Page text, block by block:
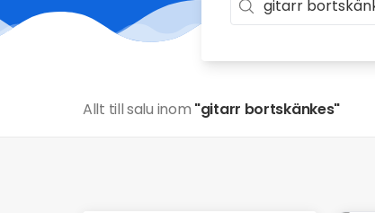
Allt till salu inom "gitarr bortskänkes"